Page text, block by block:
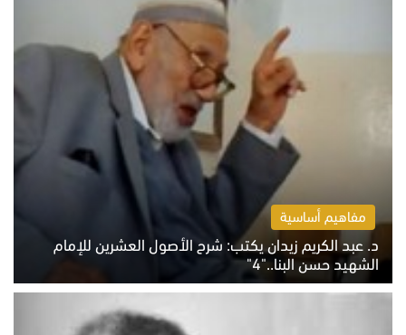
مفاهيم أساسية
د. عبد الكريم زيدان يكتب: شرح الأصول العشرين للإمام
الشهيد حسن البنا.."4"
الخميس 6 أغسطس 2026 10:27 ص